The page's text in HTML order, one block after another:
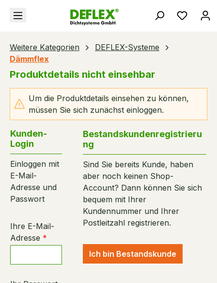
springen Du
Weitere Kategorien
DEFLEX-Systeme
Dämmflex
Produktdetails nicht einsehbar
Um die Produktdetails einsehen zu können,
müssen Sie sich zunächst einloggen.
Kunden-
Login
Einloggen mit
E-Mail-
Adresse und
Passwort
Ihre E-Mail-
Adresse *
Bestandskundenregistrieru
ng
Sind Sie bereits Kunde, haben
aber noch keinen Shop-
Account? Dann können Sie sich
bequem mit Ihrer
Kundennummer und Ihrer
Postleitzahl registrieren.
Ich bin Bestandskunde